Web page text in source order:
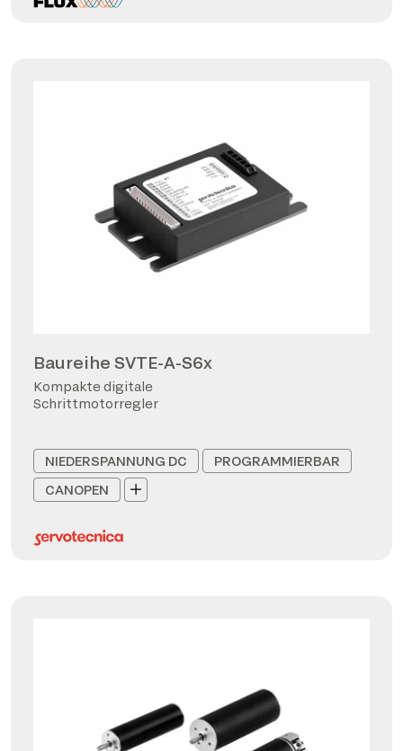
Baureihe SVTE-A-S6x
Kompakte digitale
Schrittmotorregler
NIEDERSPANNUNG DC
PROGRAMMIERBAR
CANOPEN